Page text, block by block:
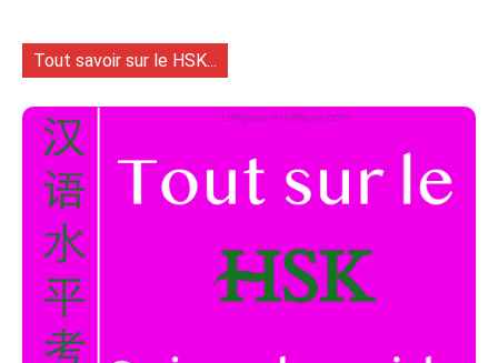
Tout savoir sur le HSK...